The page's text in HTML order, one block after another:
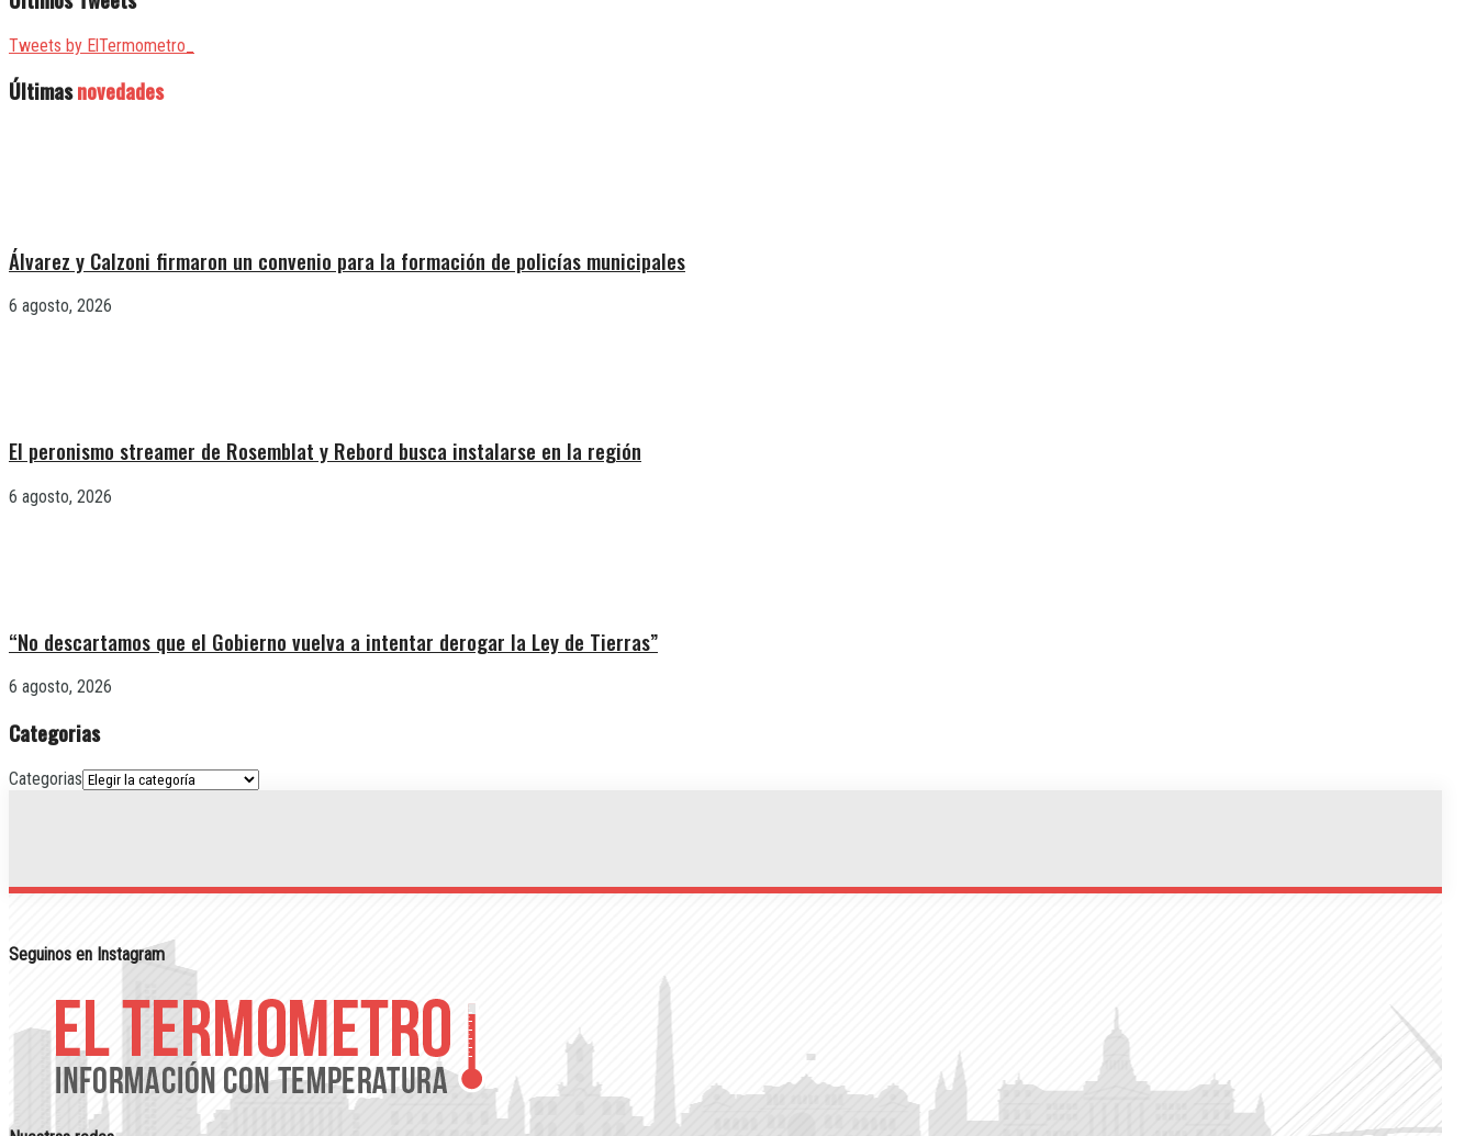
Tweets by ElTermometro_
Últimasnovedades
Álvarez y Calzoni firmaron un convenio para la formación de policías municipales
6 agosto, 2026
El peronismo streamer de Rosemblat y Rebord busca instalarse en la región
6 agosto, 2026
“No descartamos que el Gobierno vuelva a intentar derogar la Ley de Tierras”
6 agosto, 2026
Categorias
Categorias
Seguinos en Instagram